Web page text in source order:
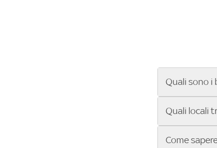
Quali sono i
Se cerchi un
ENILIVE, la
Sky Bar ti
Quali locali
Vuoi sapere
Come